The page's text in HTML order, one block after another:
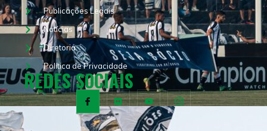
Publicações Legais
Notícias
Diretoria
Política de Privacidade
REDES SOCIAIS